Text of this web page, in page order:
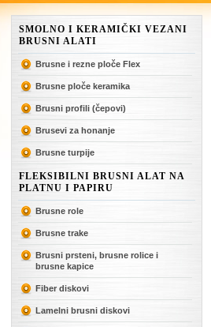
SMOLNO I KERAMIČKI VEZANI
BRUSNI ALATI
Brusne i rezne ploče Flex
Brusne ploče keramika
Brusni profili (čepovi)
Brusevi za honanje
Brusne turpije
FLEKSIBILNI BRUSNI ALAT NA
PLATNU I PAPIRU
Brusne role
Brusne trake
Brusni prsteni, brusne rolice i
brusne kapice
Fiber diskovi
Lamelni brusni diskovi